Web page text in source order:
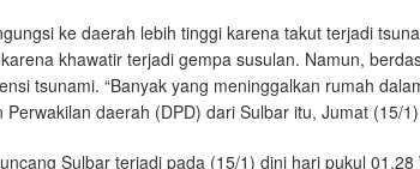
ke daerah lebih tinggi karena takut terjadi
khawatir terjadi gempa susulan. Namun,
tsunami. “Banyak yang meninggalkan rumah
daerah (DPD) dari Sulbar itu, Jumat (15/1)
Sulbar terjadi pada (15/1) dini hari pukul